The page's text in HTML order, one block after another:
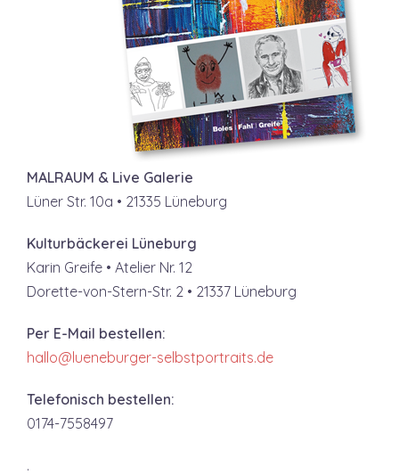
MALRAUM & Live Galerie
Lüner Str. 10a • 21335 Lüneburg
Kulturbäckerei Lüneburg
Karin Greife • Atelier Nr. 12
Dorette-von-Stern-Str. 2 • 21337 Lüneburg
Per E-Mail bestellen:
hallo@lueneburger-selbstportraits.de
Telefonisch bestellen:
0174-7558497
.